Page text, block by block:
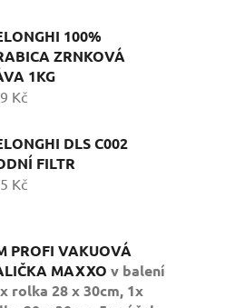
100%
ZRNKOVÁ
1KG
Kč
DLS C002
FILTR
Kč
PROFI VAKUOVÁ
MAXXO v balení
rolka 28 x 30cm, 1x